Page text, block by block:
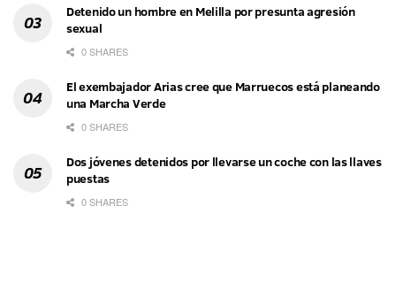
Detenido un hombre en Melilla por presunta agresión
sexual
0 SHARES
El exembajador Arias cree que Marruecos está planeando
una Marcha Verde
0 SHARES
Dos jóvenes detenidos por llevarse un coche con las llaves
puestas
0 SHARES